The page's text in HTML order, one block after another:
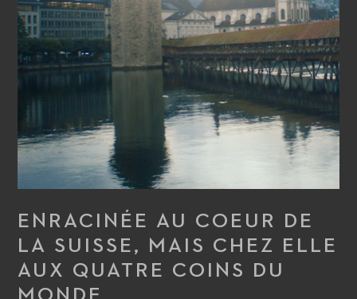
ENRACINÉE AU COEUR DE
LA SUISSE, MAIS CHEZ ELLE
AUX QUATRE COINS DU